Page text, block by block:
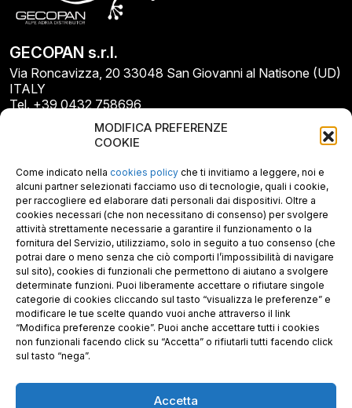
MODIFICA PREFERENZE
COOKIE
Come indicato nella cookies policy che ti invitiamo a leggere, noi e
alcuni partner selezionati facciamo uso di tecnologie, quali i cookie,
per raccogliere ed elaborare dati personali dai dispositivi. Oltre a
cookies necessari (che non necessitano di consenso) per svolgere
attività strettamente necessarie a garantire il funzionamento o la
fornitura del Servizio, utilizziamo, solo in seguito a tuo consenso (che
potrai dare o meno senza che ciò comporti l’impossibilità di navigare
sul sito), cookies di funzionali che permettono di aiutano a svolgere
determinate funzioni. Puoi liberamente accettare o rifiutare singole
categorie di cookies cliccando sul tasto “visualizza le preferenze” e
modificare le tue scelte quando vuoi anche attraverso il link
“Modifica preferenze cookie”. Puoi anche accettare tutti i cookies
non funzionali facendo click su “Accetta” o rifiutarli tutti facendo click
sul tasto “nega”.
Accetta
GECOPAN s.r.l.
Via Roncavizza, 20 33048 San Giovanni al Natisone (UD)
ITALY
Tel. +39 0432 758696
E-mail: info@gecopan.it
E-mail PEC: gecopan@pec.it
P.I. E C.F. 02487660306
N. REA UD 264834
Capitale sociale € 30.000